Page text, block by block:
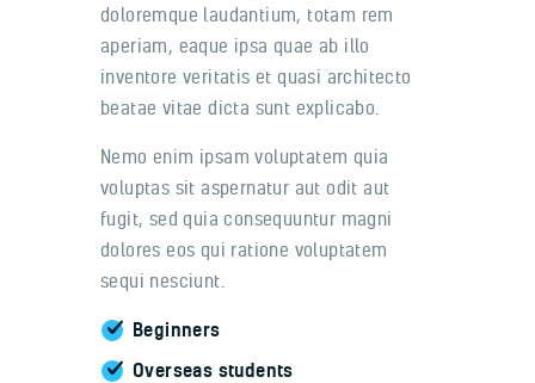
doloremque laudantium, totam rem
aperiam, eaque ipsa quae ab illo
inventore veritatis et quasi architecto
beatae vitae dicta sunt explicabo.
Nemo enim ipsam voluptatem quia
voluptas sit aspernatur aut odit aut
fugit, sed quia consequuntur magni
dolores eos qui ratione voluptatem
sequi nesciunt.
Beginners
Overseas students